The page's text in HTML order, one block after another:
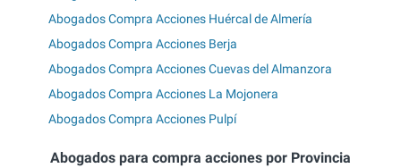
Abogados Compra Acciones Huércal de Almería
Abogados Compra Acciones Berja
Abogados Compra Acciones Cuevas del Almanzora
Abogados Compra Acciones La Mojonera
Abogados Compra Acciones Pulpí
Abogados para compra acciones por Provincia